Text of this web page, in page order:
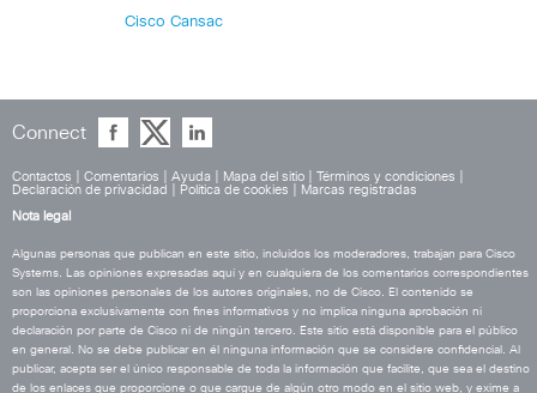
Cisco Cansac
Connect
Contactos Comentarios Ayuda Mapa del sitio Términos y condiciones
Declaración de privacidad
Política de cookies
Marcas registradas
Nota legal
Algunas personas que publican en este sitio, incluidos los moderadores, trabajan para Cisco
Systems. Las opiniones expresadas aquí y en cualquiera de los comentarios correspondientes
son las opiniones personales de los autores originales, no de Cisco. El contenido se
proporciona exclusivamente con fines informativos y no implica ninguna aprobación ni
declaración por parte de Cisco ni de ningún tercero. Este sitio está disponible para el público
en general. No se debe publicar en él ninguna información que se considere confidencial. Al
publicar, acepta ser el único responsable de toda la información que facilite, que sea el destino
de los enlaces que proporcione o que cargue de algún otro modo en el sitio web, y exime a